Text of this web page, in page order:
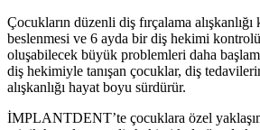
Çocukların düzenli diş fırçalama alışkanlığı
beslenmesi ve 6 ayda bir diş hekimi
oluşabilecek büyük problemleri daha
diş hekimiyle tanışan çocuklar, diş
alışkanlığı hayat boyu sürdürür.
İMPLANTDENT’te çocuklara özel